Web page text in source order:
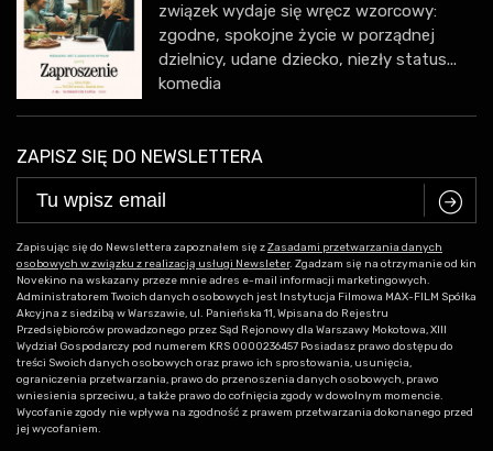
związek wydaje się wręcz wzorcowy:
zgodne, spokojne życie w porządnej
dzielnicy, udane dziecko, niezły status...
komedia
ZAPISZ SIĘ DO NEWSLETTERA
C
Zapisując się do Newslettera zapoznałem się zZasadami przetwarzania danych
osobowych w związku z realizacją usługi Newsleter. Zgadzam się na otrzymanie od kin
Novekino na wskazany przeze mnie adres e-mail informacji marketingowych.
Administratorem Twoich danych osobowych jest Instytucja Filmowa MAX-FILM Spółka
Akcyjna z siedzibą w Warszawie, ul. Panieńska 11, Wpisana do Rejestru
Przedsiębiorców prowadzonego przez Sąd Rejonowy dla Warszawy Mokotowa, XIII
Wydział Gospodarczy pod numerem KRS 0000236457 Posiadasz prawo dostępu do
treści Swoich danych osobowych oraz prawo ich sprostowania, usunięcia,
ograniczenia przetwarzania, prawo do przenoszenia danych osobowych, prawo
wniesienia sprzeciwu, a także prawo do cofnięcia zgody w dowolnym momencie.
Wycofanie zgody nie wpływa na zgodność z prawem przetwarzania dokonanego przed
jej wycofaniem.